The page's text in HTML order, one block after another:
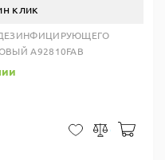
клик
A92810FAB
В закладки
Сравнить